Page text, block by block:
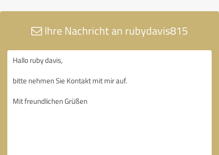
Ihre Nachricht an rubydavis815